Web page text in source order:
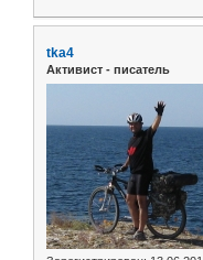
tka4
Активист - писатель